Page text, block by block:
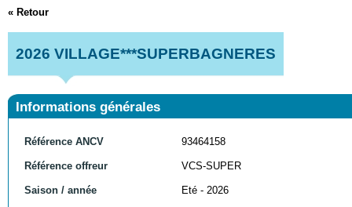
« Retour
2026 VILLAGE***SUPERBAGNERES
Informations générales
Référence ANCV 93464158
Référence offreur VCS-SUPER
Saison / année Eté - 2026